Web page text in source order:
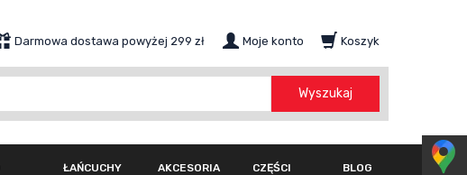
Darmowa dostawa powyżej 299 zł Moje konto Koszyk
Wyszukaj
ŁAŃCUCHY
AKCESORIA
CZĘŚCI
BLOG